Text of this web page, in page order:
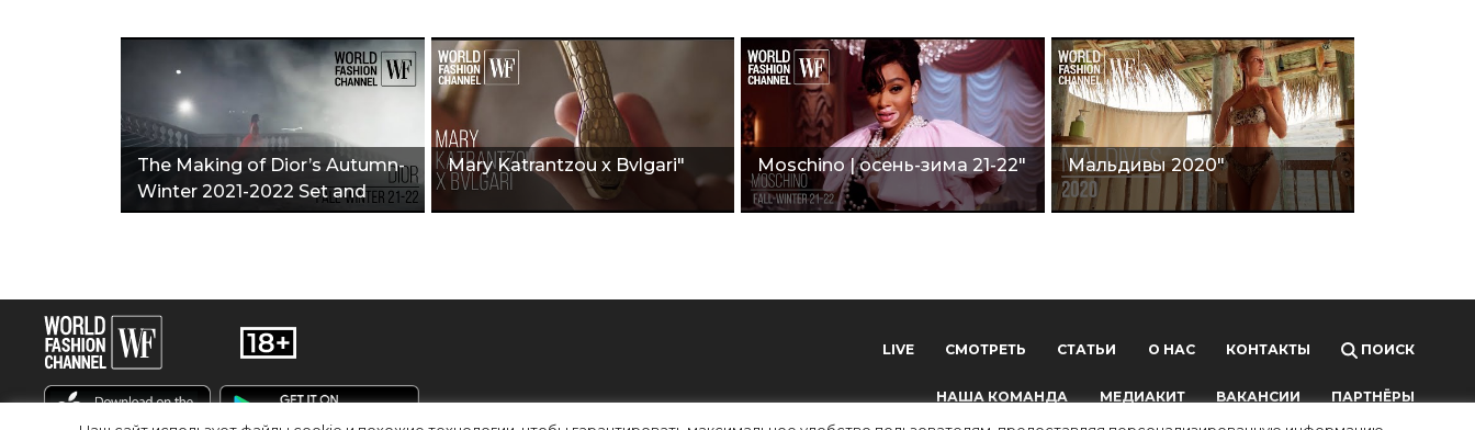
The Making of Dior’s Autumn-
Winter 2021-2022 Set and
Choreography"
Mary Katrantzou x Bvlgari" Moschino | осень-зима 21-22" Мальдивы 2020"
LIVE СМОТРЕТЬ СТАТЬИ О НАС КОНТАКТЫ ПОИСК
НАША КОМАНДА МЕДИАКИТ ВАКАНСИИ ПАРТНЁРЫ